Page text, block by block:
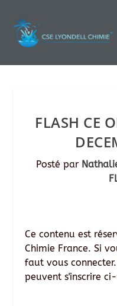
FLASH CE
Posté par
Ce contenu est
Chimie France. Si
faut vous
peuvent s'inscrire